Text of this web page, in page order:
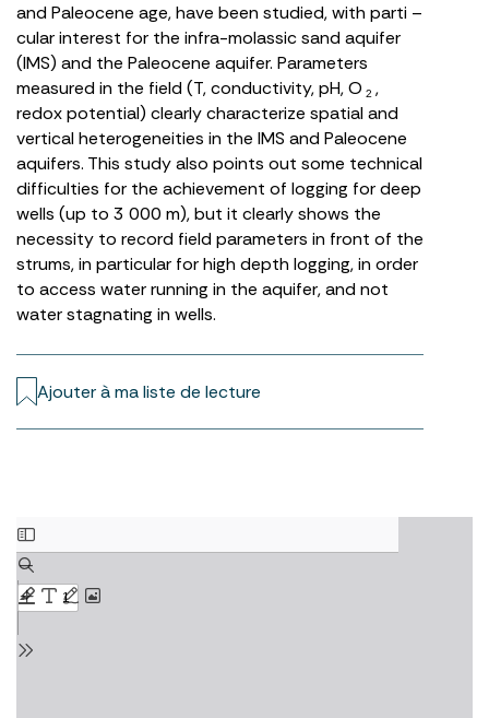
and Paleocene age, have been studied, with parti –
cular interest for the infra-molassic sand aquifer
(IMS) and the Paleocene aquifer. Parameters
measured in the field (T, conductivity, pH, O 2 ,
redox potential) clearly characterize spatial and
vertical heterogeneities in the IMS and Paleocene
aquifers. This study also points out some technical
difficulties for the achievement of logging for deep
wells (up to 3 000 m), but it clearly shows the
necessity to record field parameters in front of the
strums, in particular for high depth logging, in order
to access water running in the aquifer, and not
water stagnating in wells.
Ajouter à ma liste de lecture